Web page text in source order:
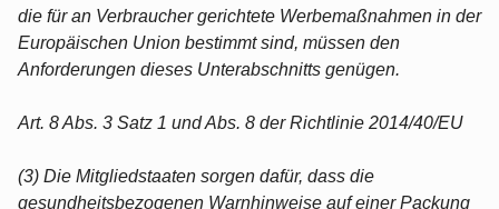
die für an Verbraucher gerichtete Werbemaßnahmen in der
Europäischen Union bestimmt sind, müssen den
Anforderungen dieses Unterabschnitts genügen.
Art. 8 Abs. 3 Satz 1 und Abs. 8 der Richtlinie 2014/40/EU
(3) Die Mitgliedstaaten sorgen dafür, dass die
gesundheitsbezogenen Warnhinweise auf einer Packung